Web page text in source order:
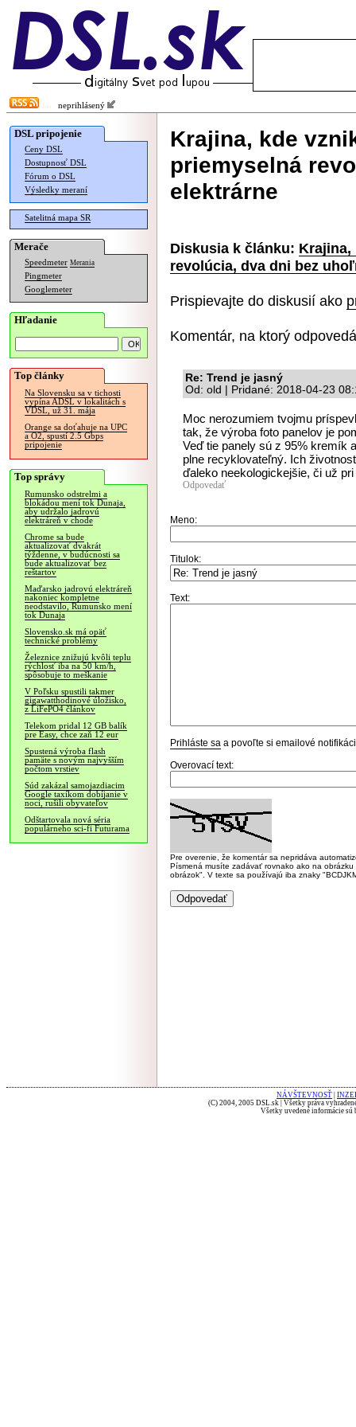
neprihlásený
DSL pripojenie
Ceny DSL
Dostupnosť DSL
Fórum o DSL
Výsledky meraní
Satelitná mapa SR
Merače
Speedmeter Merania
Pingmeter
Googlemeter
Hľadanie
Top články
Na Slovensku sa v tichosti
vypína ADSL v lokalitách s
VDSL, už 31. mája
Orange sa doťahuje na UPC
a O2, spustí 2.5 Gbps
pripojenie
Top správy
Rumunsko odstrelmi a
blokádou mení tok Dunaja,
aby udržalo jadrovú
elektráreň v chode
Chrome sa bude
aktualizovať dvakrát
týždenne, v budúcnosti sa
bude aktualizovať bez
reštartov
Maďarsko jadrovú elektráreň
nakoniec kompletne
neodstavilo, Rumunsko mení
tok Dunaja
Slovensko.sk má opäť
technické problémy
Železnice znižujú kvôli teplu
rýchlosť iba na 50 km/h,
spôsobuje to meškanie
V Poľsku spustili takmer
gigawatthodinové úložisko,
z LiFePO4 článkov
Telekom pridal 12 GB balík
pre Easy, chce zaň 12 eur
Spustená výroba flash
pamäte s novým najvyšším
počtom vrstiev
Súd zakázal samojazdiacim
Google taxíkom dobíjanie v
noci, rušili obyvateľov
Odštartovala nová séria
populárneho sci-fi Futurama
Krajina, kde
priemyselná
elektrárne
Diskusia k článku: Krajina,
revolúcia, dva dni bez
Prispievajte do diskusií ako
Komentár, na ktorý
Re: Trend je jasný
Od: old | Pridané: 2018-04-23
Moc nerozumiem tvojmu
tak, že výroba foto panelov je
Veď tie panely sú z 95% kremík
plne recyklovateľný. Ich
ďaleko neekologickejšie, či už
Odpovedať
Meno:
Titulok:
Text:
Prihláste sa a povoľte si emailové
Overovací text:
Pre overenie, že komentár sa nepridáva
Písmená musíte zadávať rovnako ako na
obrázok". V texte sa používajú iba znaky
NÁVŠTEVNOSŤ
(C) 2004, 2005 DSL.sk | Všetky práva
Všetky uvedené informácie sú